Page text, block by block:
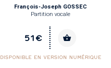
François-Joseph GOSSEC
Partition vocale
51€
DISPONIBLE EN VERSION NUMÉRIQUE